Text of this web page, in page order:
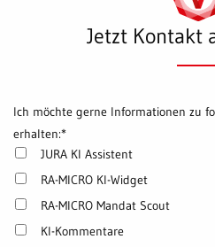
Jetzt Kontakt
Ich möchte gerne Informationen zu
erhalten:*
JURA KI Assistent
RA-MICRO KI-Widget
RA-MICRO Mandat Scout
KI-Kommentare